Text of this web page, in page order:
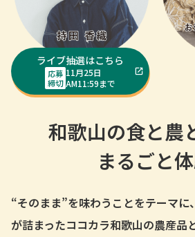
ライブ抽選はこちら
応募
締切
11月25日
AM11:59まで
和歌山の食と農
まるごと
“そのまま”を味わうことをテーマに、
が詰まったココカラ和歌山の農産品